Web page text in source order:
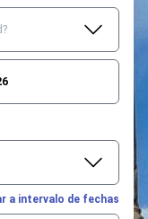
a intervalo de fechas